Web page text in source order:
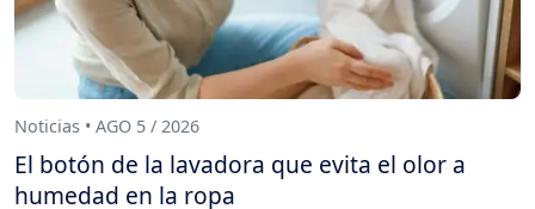
Noticias • AGO 5 / 2026
El botón de la lavadora que evita el olor a
humedad en la ropa